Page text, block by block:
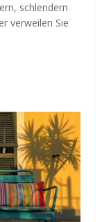
schlendern
verweilen Sie